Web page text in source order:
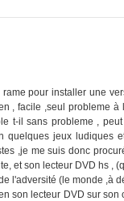
pour installer une
, facile ,seul probleme
t-il sans probleme ,
quelques jeux ludiques
,je me suis donc
et son lecteur DVD hs ,
l'adversité (le monde ,à
son lecteur DVD sur